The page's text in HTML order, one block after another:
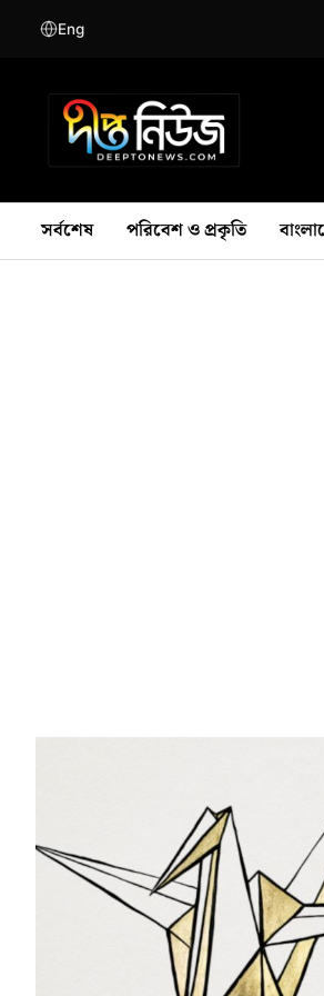
Eng
সর্বশেষ পরিবেশ ও প্রকৃতি